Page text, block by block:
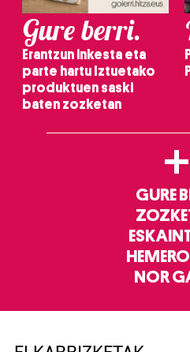
Gure berri.
Erantzun inkesta eta
parte hartu Iztuetako
produktuen saski
baten zozketan
+
GURE
NOR